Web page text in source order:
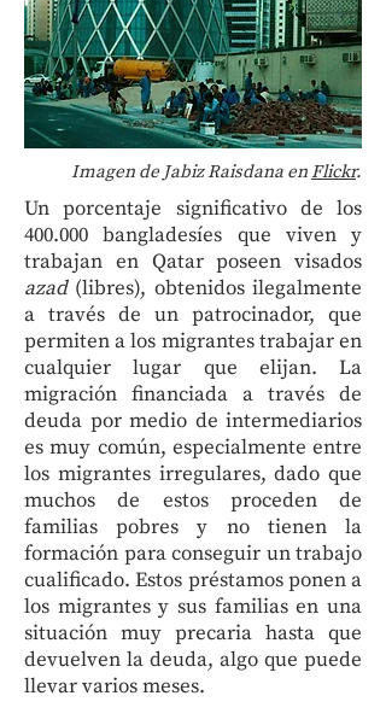
Imagen de Jabiz Raisdana enFlickr.
Un porcentaje significativo de los
400.000 bangladesíes que viven y
trabajan en Qatar poseen visados
azad (libres), obtenidos ilegalmente
a través de un patrocinador, que
permiten a los migrantes trabajar en
cualquier lugar que elijan. La
migración financiada a través de
deuda por medio de intermediarios
es muy común, especialmente entre
los migrantes irregulares, dado que
muchos de estos proceden de
familias pobres y no tienen la
formación para conseguir un trabajo
cualificado. Estos préstamos ponen a
los migrantes y sus familias en una
situación muy precaria hasta que
devuelven la deuda, algo que puede
llevar varios meses.